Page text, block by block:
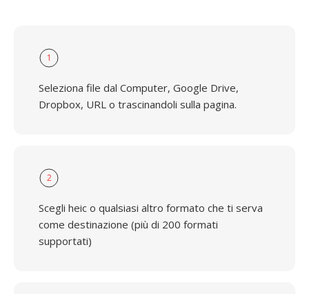
1
Seleziona file dal Computer, Google Drive,
Dropbox, URL o trascinandoli sulla pagina.
2
Scegli heic o qualsiasi altro formato che ti serva
come destinazione (più di 200 formati
supportati)